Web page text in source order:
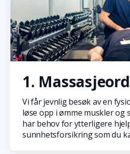
1.
Vi får jevnlig besøk av en
løse opp i ømme muskler og
har behov for ytterligere
sunnhetsforsikring som du